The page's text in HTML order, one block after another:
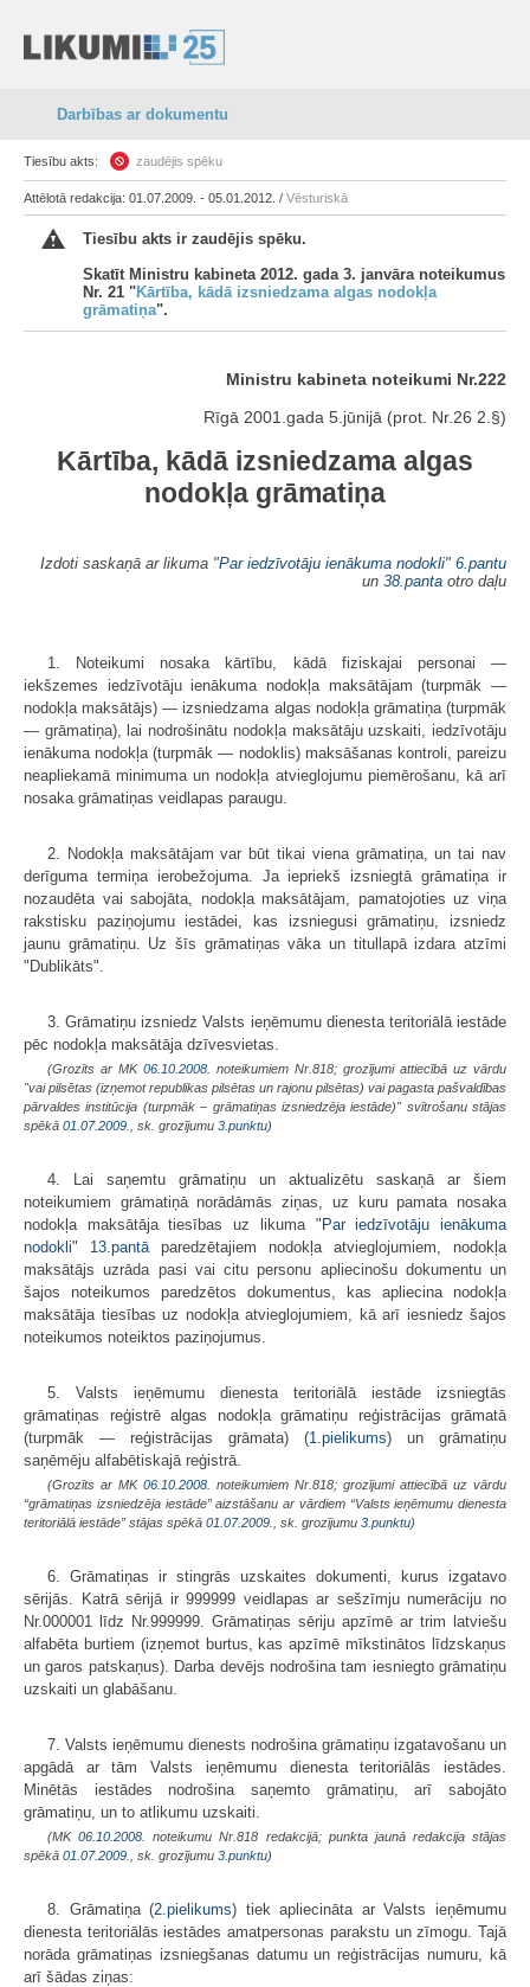
Darbības ar dokumentu
Tiesību akts: zaudējis spēku
Attēlotā redakcija: 01.07.2009. - 05.01.2012. / Vēsturiskā
Tiesību akts ir zaudējis spēku.
Skatīt Ministru kabineta 2012. gada 3. janvāra noteikumus
Nr. 21 "Kārtība, kādā izsniedzama algas nodokļa
grāmatiņa".
Ministru kabineta noteikumi Nr.222
Rīgā 2001.gada 5.jūnijā (prot. Nr.26 2.§)
Kārtība, kādā izsniedzama algas
nodokļa grāmatiņa
Izdoti saskaņā ar likuma "Par iedzīvotāju ienākuma nodokli" 6.pantu
un 38.panta otro daļu
1. Noteikumi nosaka kārtību, kādā fiziskajai personai —
iekšzemes iedzīvotāju ienākuma nodokļa maksātājam (turpmāk —
nodokļa maksātājs) — izsniedzama algas nodokļa grāmatiņa (turpmāk
— grāmatiņa), lai nodrošinātu nodokļa maksātāju uzskaiti, iedzīvotāju
ienākuma nodokļa (turpmāk — nodoklis) maksāšanas kontroli, pareizu
neapliekamā minimuma un nodokļa atvieglojumu piemērošanu, kā arī
nosaka grāmatiņas veidlapas paraugu.
2. Nodokļa maksātājam var būt tikai viena grāmatiņa, un tai nav
derīguma termiņa ierobežojuma. Ja iepriekš izsniegtā grāmatiņa ir
nozaudēta vai sabojāta, nodokļa maksātājam, pamatojoties uz viņa
rakstisku paziņojumu iestādei, kas izsniegusi grāmatiņu, izsniedz
jaunu grāmatiņu. Uz šīs grāmatiņas vāka un titullapā izdara atzīmi
"Dublikāts".
3. Grāmatiņu izsniedz Valsts ieņēmumu dienesta teritoriālā iestāde
pēc nodokļa maksātāja dzīvesvietas.
(Grozīts ar MK 06.10.2008.
noteikumiem Nr.818; grozījumi attiecībā uz vārdu
"vai pilsētas (izņemot republikas pilsētas un rajonu pilsētas) vai pagasta pašvaldības
pārvaldes institūcija (turpmāk – grāmatiņas izsniedzēja iestāde)" svītrošanu stājas
spēkā 01.07.2009. , sk. grozījumu 3.punktu)
4. Lai saņemtu grāmatiņu un aktualizētu saskaņā ar šiem
noteikumiem grāmatiņā norādāmās ziņas, uz kuru pamata nosaka
nodokļa maksātāja tiesības uz likuma "Par iedzīvotāju ienākuma
nodokli" 13.pantā paredzētajiem nodokļa atvieglojumiem, nodokļa
maksātājs uzrāda pasi vai citu personu apliecinošu dokumentu un
šajos noteikumos paredzētos dokumentus, kas apliecina nodokļa
maksātāja tiesības uz nodokļa atvieglojumiem, kā arī iesniedz šajos
noteikumos noteiktos paziņojumus.
5. Valsts ieņēmumu dienesta teritoriālā iestāde izsniegtās
grāmatiņas reģistrē algas nodokļa grāmatiņu reģistrācijas grāmatā
(turpmāk — reģistrācijas grāmata) (1.pielikums) un grāmatiņu
saņēmēju alfabētiskajā reģistrā.
(Grozīts ar MK 06.10.2008.
noteikumiem Nr.818; grozījumi attiecībā uz vārdu
“grāmatiņas izsniedzēja iestāde” aizstāšanu ar vārdiem “Valsts ieņēmumu dienesta
teritoriālā iestāde” stājas spēkā 01.07.2009. , sk. grozījumu 3.punktu)
6. Grāmatiņas ir stingrās uzskaites dokumenti, kurus izgatavo
sērijās. Katrā sērijā ir 999999 veidlapas ar sešzīmju numerāciju no
Nr.000001 līdz Nr.999999. Grāmatiņas sēriju apzīmē ar trim latviešu
alfabēta burtiem (izņemot burtus, kas apzīmē mīkstinātos līdzskaņus
un garos patskaņus). Darba devējs nodrošina tam iesniegto grāmatiņu
uzskaiti un glabāšanu.
7. Valsts ieņēmumu dienests nodrošina grāmatiņu izgatavošanu un
apgādā ar tām Valsts ieņēmumu dienesta teritoriālās iestādes.
Minētās iestādes nodrošina saņemto grāmatiņu, arī sabojāto
grāmatiņu, un to atlikumu uzskaiti.
(MK06.10.2008.
noteikumu Nr.818 redakcijā; punkta jaunā redakcija stājas
spēkā 01.07.2009. , sk. grozījumu 3.punktu)
8. Grāmatiņa (2.pielikums) tiek apliecināta ar Valsts ieņēmumu
dienesta teritoriālās iestādes amatpersonas parakstu un zīmogu. Tajā
norāda grāmatiņas izsniegšanas datumu un reģistrācijas numuru, kā
arī šādas ziņas: